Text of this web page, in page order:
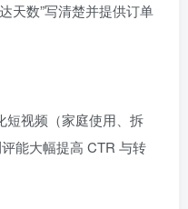
天数”写清楚并提供订单
短视频（家庭使用、拆
能大幅提高 CTR 与转